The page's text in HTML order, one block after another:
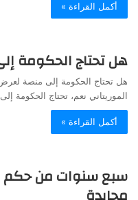
أكمل القراءة »
هل تحتاج الحكومة
هل تحتاج الحكومة إلى منصة لعرض
الموريتاني نعم، تحتاج
أكمل القراءة »
سبع سنوات من حكم